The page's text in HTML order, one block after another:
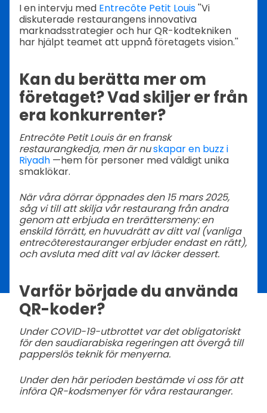
I en intervju med Entrecôte Petit Louis''Vi
diskuterade restaurangens innovativa
marknadsstrategier och hur QR-kodtekniken
har hjälpt teamet att uppnå företagets vision.''
Kan du berätta mer om
företaget? Vad skiljer er från
era konkurrenter?
Entrecôte Petit Louis är en fransk
restaurangkedja, men är nuskapar en buzz i
Riyadh —hem för personer med väldigt unika
smaklökar.
När våra dörrar öppnades den 15 mars 2025,
såg vi till att skilja vår restaurang från andra
genom att erbjuda en trerättersmeny: en
enskild förrätt, en huvudrätt av ditt val (vanliga
entrecôterestauranger erbjuder endast en rätt),
och avsluta med ditt val av läcker dessert.
Varför började du använda
QR-koder?
Under COVID-19-utbrottet var det obligatoriskt
för den saudiarabiska regeringen att övergå till
papperslös teknik för menyerna.
Under den här perioden bestämde vi oss för att
införa QR-kodsmenyer för våra restauranger.